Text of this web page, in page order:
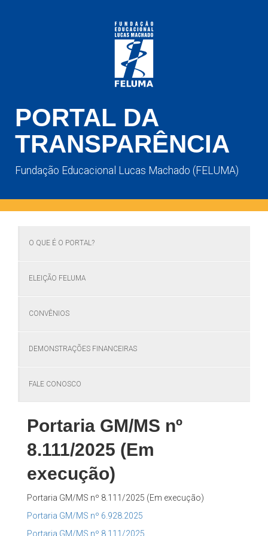
PORTAL DA
TRANSPARÊNCIA
Fundação Educacional Lucas Machado (FELUMA)
O QUE É O PORTAL?
ELEIÇÃO FELUMA
CONVÊNIOS
DEMONSTRAÇÕES FINANCEIRAS
FALE CONOSCO
Portaria GM/MS nº
8.111/2025 (Em
execução)
Portaria GM/MS nº 8.111/2025 (Em execução)
Portaria GM/MS nº 6.928.2025
Portaria GM/MS nº 8.111/2025